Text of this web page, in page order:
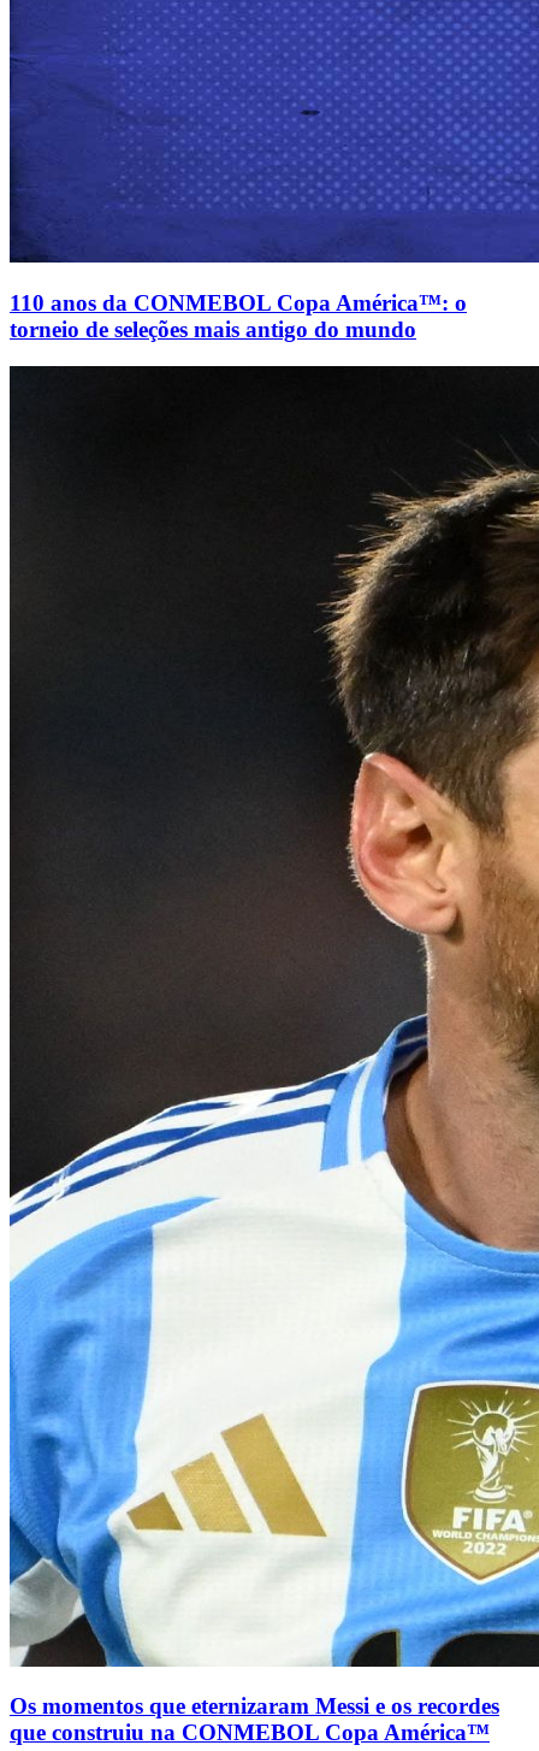
110 anos da CONMEBOL Copa América™: o
torneio de seleções mais antigo do mundo
Os momentos que eternizaram Messi e os recordes
que construiu na CONMEBOL Copa América™